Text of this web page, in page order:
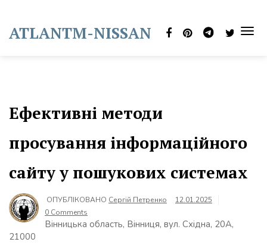
content
ATLANTM-NISSAN
Ефективні методи
просування інформаційного
сайту у пошукових системах
ОПУБЛІКОВАНО Сергій Петренко
12.01.2025
0 Comments
Вінницька область, Вінниця, вул. Східна, 20А,
21000